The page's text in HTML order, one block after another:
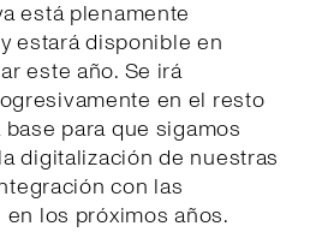
está plenamente
estará disponible en
este año. Se irá
en el resto
para que sigamos
digitalización de nuestras
con las
los próximos años.